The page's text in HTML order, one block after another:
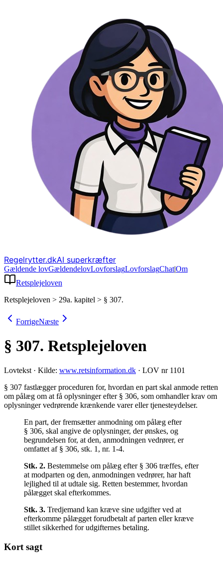
Regelrytter.dkAI superkræfter
Gældende lovGældendelovLovforslagLovforslagChat|Om
Retsplejeloven
Retsplejeloven > 29a. kapitel > § 307.
ForrigeNæste
§ 307. Retsplejeloven
Lovtekst · Kilde: www.retsinformation.dk · LOV nr 1101
§ 307 fastlægger proceduren for, hvordan en part skal anmode retten
om pålæg om at få oplysninger efter § 306, som omhandler krav om
oplysninger vedrørende krænkende varer eller tjenesteydelser.
En part, der fremsætter anmodning om pålæg efter
§ 306, skal angive de oplysninger, der ønskes, og
begrundelsen for, at den, anmodningen vedrører, er
omfattet af § 306, stk. 1, nr. 1-4.
Stk. 2. Bestemmelse om pålæg efter § 306 træffes, efter
at modparten og den, anmodningen vedrører, har haft
lejlighed til at udtale sig. Retten bestemmer, hvordan
pålægget skal efterkommes.
Stk. 3. Tredjemand kan kræve sine udgifter ved at
efterkomme pålægget forudbetalt af parten eller kræve
stillet sikkerhed for udgifternes betaling.
Kort sagt